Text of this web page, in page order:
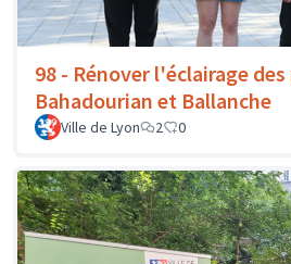
98 - Rénover l'éclairage des
Bahadourian et Ballanche
Ville de Lyon 2 0